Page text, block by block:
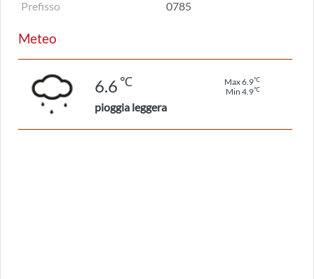
Prefisso 0785
Meteo
6.6 ℃ Max 6.9℃
Min 4.9℃
pioggia leggera